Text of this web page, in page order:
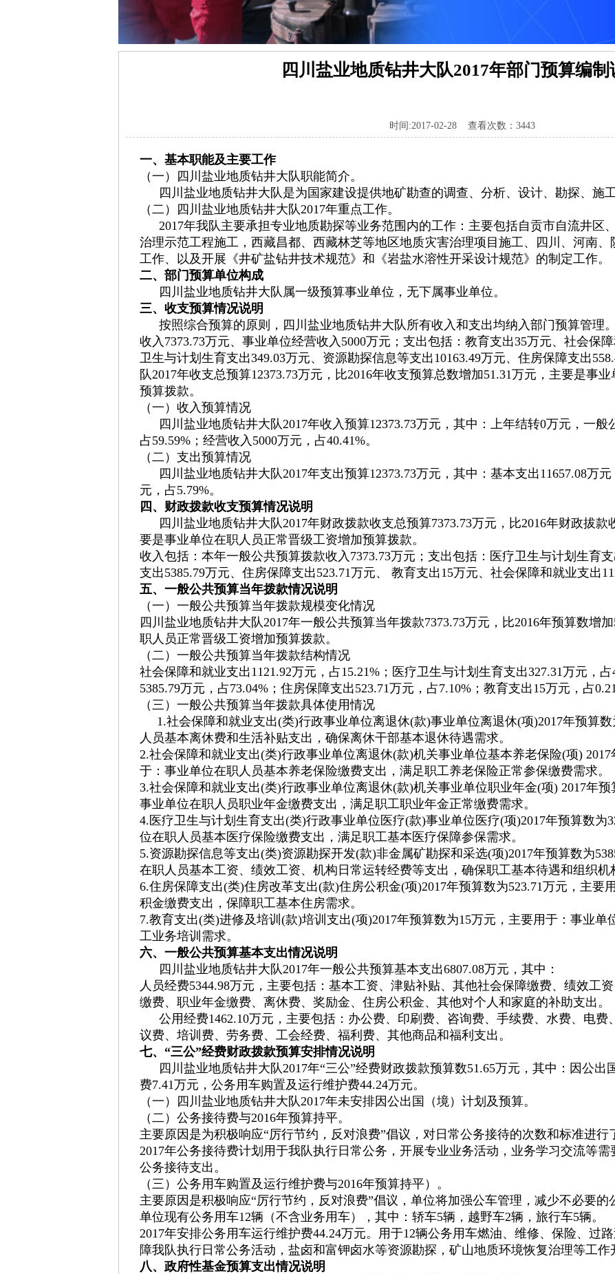
四川盐业地质钻井大队2017年部门预算编制
时间:2017-02-28 查看次数：3443
一、基本职能及主要工作
（一）四川盐业地质钻井大队职能简介。
四川盐业地质钻井大队是为国家建设提供地矿勘查的调查、分析、设计、勘探、施
（二）四川盐业地质钻井大队2017年重点工作。
2017年我队主要承担专业地质勘探等业务范围内的工作：主要包括自贡市自流井区
治理示范工程施工，西藏昌都、西藏林芝等地区地质灾害治理项目施工、四川、河南
工作、以及开展《井矿盐钻井技术规范》和《岩盐水溶性开采设计规范》的制定工作。
二、部门预算单位构成
四川盐业地质钻井大队属一级预算事业单位，无下属事业单位。
三、收支预算情况说明
按照综合预算的原则，四川盐业地质钻井大队所有收入和支出均纳入部门预算管理
收入7373.73万元、事业单位经营收入5000万元；支出包括：教育支出35万元、社会保
卫生与计划生育支出349.03万元、资源勘探信息等支出10163.49万元、住房保障支出
队2017年收支总预算12373.73万元，比2016年收支预算总数增加51.31万元，主要是事
预算拨款。
（一）收入预算情况
四川盐业地质钻井大队2017年收入预算12373.73万元，其中：上年结转0万元，一般
占59.59%；经营收入5000万元，占40.41%。
（二）支出预算情况
四川盐业地质钻井大队2017年支出预算12373.73万元，其中：基本支出11657.08万
元，占5.79%。
四、财政拨款收支预算情况说明
四川盐业地质钻井大队2017年财政拨款收支总预算7373.73万元，比2016年财政拔
要是事业单位在职人员正常晋级工资增加预算拨款。
收入包括：本年一般公共预算拨款收入7373.73万元；支出包括：医疗卫生与计划生育
支出5385.79万元、住房保障支出523.71万元、 教育支出15万元、社会保障和就业支出
五、一般公共预算当年拨款情况说明
（一）一般公共预算当年拨款规模变化情况
四川盐业地质钻井大队2017年一般公共预算当年拨款7373.73万元，比2016年预算数增
职人员正常晋级工资增加预算拨款。
（二）一般公共预算当年拨款结构情况
社会保障和就业支出1121.92万元，占15.21%；医疗卫生与计划生育支出327.31万元，
5385.79万元，占73.04%；住房保障支出523.71万元，占7.10%；教育支出15万元，占
（三）一般公共预算当年拨款具体使用情况
1.社会保障和就业支出(类)行政事业单位离退休(款)事业单位离退休(项)2017年预算数
人员基本离休费和生活补贴支出，确保离休干部基本退休待遇需求。
2.社会保障和就业支出(类)行政事业单位离退休(款)机关事业单位基本养老保险(项) 2017
于：事业单位在职人员基本养老保险缴费支出，满足职工养老保险正常参保缴费需求。
3.社会保障和就业支出(类)行政事业单位离退休(款)机关事业单位职业年金(项) 2017年预
事业单位在职人员职业年金缴费支出，满足职工职业年金正常缴费需求。
4.医疗卫生与计划生育支出(类)行政事业单位医疗(款)事业单位医疗(项)2017年预算数为
位在职人员基本医疗保险缴费支出，满足职工基本医疗保障参保需求。
5.资源勘探信息等支出(类)资源勘探开发(款)非金属矿勘探和采选(项)2017年预算数为
在职人员基本工资、绩效工资、机构日常运转经费等支出，确保职工基本待遇和组织机
6.住房保障支出(类)住房改革支出(款)住房公积金(项)2017年预算数为523.71万元，主要
积金缴费支出，保障职工基本住房需求。
7.教育支出(类)进修及培训(款)培训支出(项)2017年预算数为15万元，主要用于：事业单
工业务培训需求。
六、一般公共预算基本支出情况说明
四川盐业地质钻井大队2017年一般公共预算基本支出6807.08万元，其中：
人员经费5344.98万元，主要包括：基本工资、津贴补贴、其他社会保障缴费、绩效工
缴费、职业年金缴费、离休费、奖励金、住房公积金、其他对个人和家庭的补助支出。
公用经费1462.10万元，主要包括：办公费、印刷费、咨询费、手续费、水费、电
议费、培训费、劳务费、工会经费、福利费、其他商品和福利支出。
七、“三公”经费财政拨款预算安排情况说明
四川盐业地质钻井大队2017年“三公”经费财政拨款预算数51.65万元，其中：因公
费7.41万元，公务用车购置及运行维护费44.24万元。
（一）四川盐业地质钻井大队2017年未安排因公出国（境）计划及预算。
（二）公务接待费与2016年预算持平。
主要原因是为积极响应“厉行节约，反对浪费”倡议，对日常公务接待的次数和标准进行
2017年公务接待费计划用于我队执行日常公务，开展专业业务活动，业务学习交流等
公务接待支出。
（三）公务用车购置及运行维护费与2016年预算持平）。
主要原因是积极响应“厉行节约，反对浪费”倡议，单位将加强公车管理，减少不必要的
单位现有公务用车12辆（不含业务用车），其中：轿车5辆，越野车2辆，旅行车5辆。
2017年安排公务用车运行维护费44.24万元。用于12辆公务用车燃油、维修、保险、过
障我队执行日常公务活动，盐卤和富钾卤水等资源勘探，矿山地质环境恢复治理等工作
八、政府性基金预算支出情况说明